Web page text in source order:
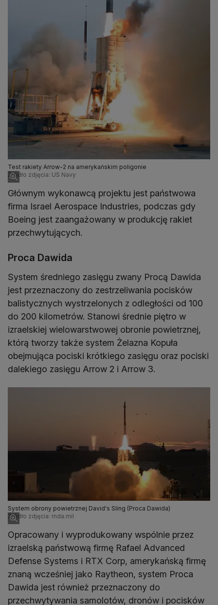
Test rakiety Arrow-2 na amerykańskim poligonie
Źródło zdjęcia: US Navy
Głównym wykonawcą projektu jest państwowa
firma Israel Aerospace Industries, podczas gdy
Boeing jest zaangażowany w produkcję rakiet
przechwytujących.
Proca Dawida
System średniego zasięgu zwany Procą Dawida
jest przeznaczony do zestrzeliwania pocisków
balistycznych wystrzelonych z odległości od 100
do 200 kilometrów. Stanowi średnie piętro w
izraelskiej wielowarstwowej obronie powietrznej,
którą tworzy także system Żelazna Kopuła
obejmująca pociski krótkiego zasięgu oraz pociski
dalekiego zasięgu Arrow 2 i Arrow 3.
System obrony powietrznej David's Sling (Proca Dawida)
Źródło zdjęcia: mda.mil
Opracowany i wyprodukowany wspólnie przez
izraelską państwową firmę Rafael Advanced
Defense Systems i RTX Corp, amerykańską firmę
znaną wcześniej jako Raytheon, system Proca
Dawida jest również przeznaczony do
przechwytywania samolotów, dronów i pocisków